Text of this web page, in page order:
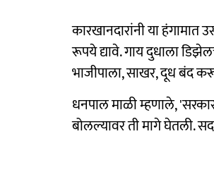
कारखानदारांनी या हंगामात
रूपये द्यावे. गाय दुधाला
भाजीपाला, साखर, दूध बंद
धनपाल माळी म्हणाले,
बोलल्यावर ती मागे घेतली.